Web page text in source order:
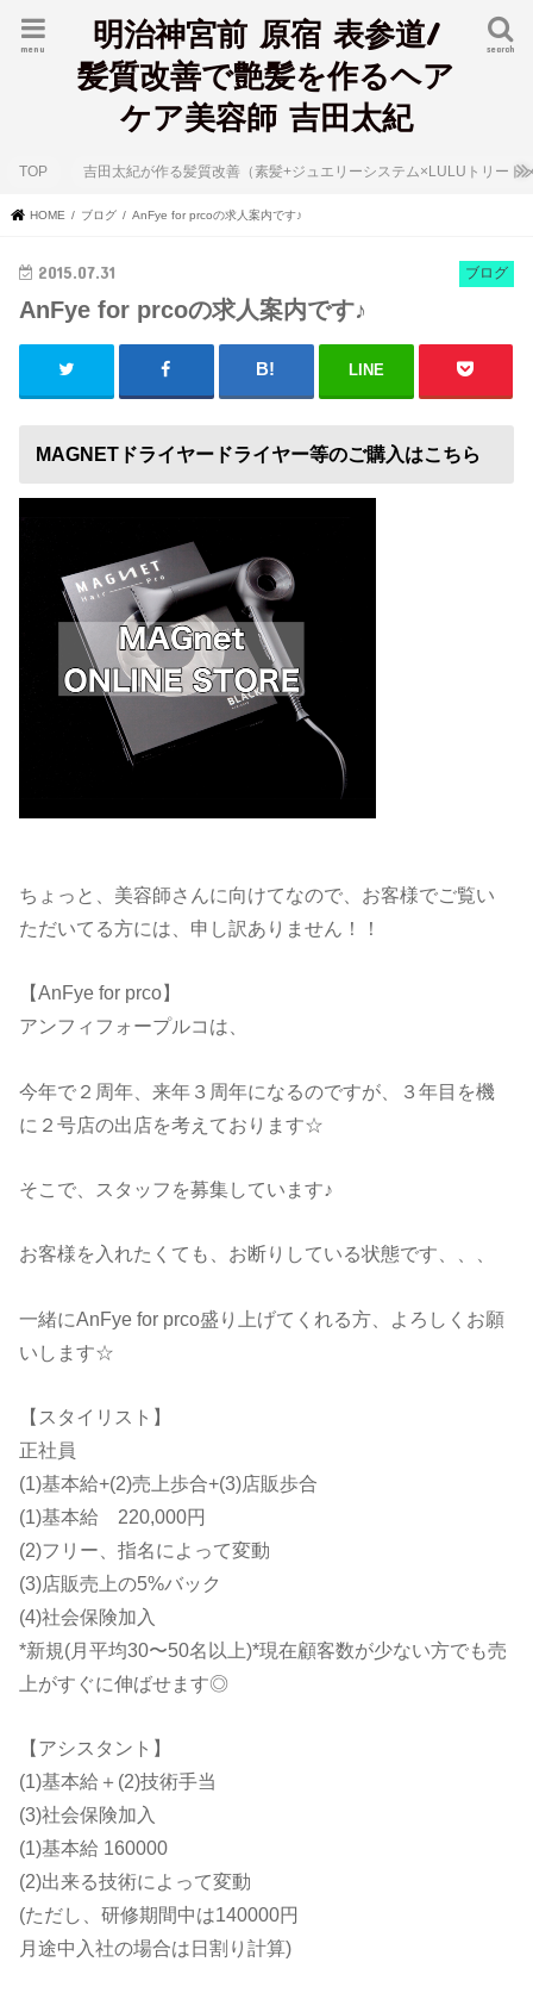
明治神宮前 原宿 表参道/
髪質改善で艶髪を作るヘア
ケア美容師 吉田太紀
search
menu
TOP 吉田太紀が作る髪質改善（素髪+ジュエリーシステム×LULUトリート
HOME ブログ AnFye for prcoの求人案内です♪
ブログ
2015.07.31
AnFye for prcoの求人案内です♪
LINE
MAGNETドライヤードライヤー等のご購入はこちら
ちょっと、美容師さんに向けてなので、お客様でご覧い
ただいてる方には、申し訳ありません！！
【AnFye for prco】
アンフィフォープルコは、
今年で２周年、来年３周年になるのですが、３年目を機
に２号店の出店を考えております☆
そこで、スタッフを募集しています♪
お客様を入れたくても、お断りしている状態です、、、
一緒にAnFye for prco盛り上げてくれる方、よろしくお願
いします☆
【スタイリスト】
正社員
(1)基本給+(2)売上歩合+(3)店販歩合
(1)基本給 220,000円
(2)フリー、指名によって変動
(3)店販売上の5%バック
(4)社会保険加入
*新規(月平均30〜50名以上)*現在顧客数が少ない方でも売
上がすぐに伸ばせます◎
【アシスタント】
(1)基本給＋(2)技術手当
(3)社会保険加入
(1)基本給 160000
(2)出来る技術によって変動
(ただし、研修期間中は140000円
月途中入社の場合は日割り計算)